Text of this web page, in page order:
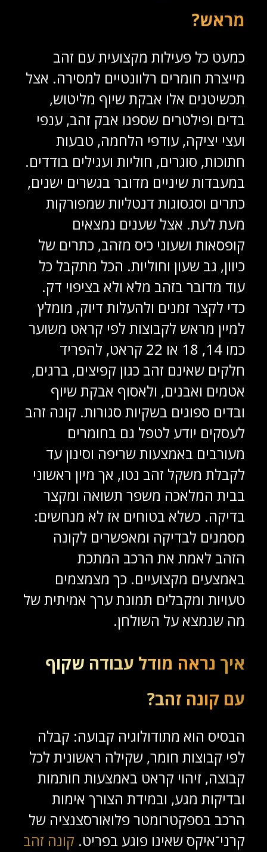
מראש?
כמעט כל פעילות מקצועית עם זהב
מייצרת חומרים רלוונטיים למסירה. אצל
תכשיטנים אלו אבקת שיוף מליטוש,
בדים ופילטרים שספגו אבק זהב, ענפי
ועצי יציקה, עודפי הלחמה, טבעות
חתוכות, סוגרים, חוליות ועגילים בודדים.
במעבדות שיניים מדובר בגשרים ישנים,
כתרים וסגסוגות דנטליות שמפורקות
מעת לעת. אצל שענים נמצאים
קופסאות ושעוני כיס מזהב, כתרים של
כיוון, גב שעון וחוליות. הכל מתקבל כל
עוד מדובר בזהב מלא ולא בציפוי דק.
כדי לקצר זמנים ולהעלות דיוק, מומלץ
למיין מראש לקבוצות לפי קראט משוער
כמו 14, 18 או 22 קראט, להפריד
חלקים שאינם זהב כגון קפיצים, ברגים,
אטמים ואבנים, ולאסוף אבקת שיוף
ובדים ספוגים בשקיות סגורות. קונה זהב
לעסקים יודע לטפל גם בחומרים
מעורבים באמצעות שריפה וסינון עד
לקבלת משקל זהב נטו, אך מיון ראשוני
בבית המלאכה משפר תשואה ומקצר
בדיקה. כשלא בטוחים אז לא מנחשים:
מסמנים לבדיקה ומאפשרים לקונה
הזהב לאמת את הרכב המתכת
באמצעים מקצועיים. כך מצמצמים
טעויות ומקבלים תמונת ערך אמיתית של
מה שנמצא על השולחן.
איך נראה מודל עבודה שקוף
עם קונה זהב?
הבסיס הוא מתודולוגיה קבועה: קבלה
לפי קבוצות חומר, שקילה ראשונית לכל
קבוצה, זיהוי קראט באמצעות חותמות
ובדיקות מגע, ובמידת הצורך אימות
הרכב בספקטרומטר פלואורסצנציה של
קרני־איקס שאינו פוגע בפריט. קונה זהב